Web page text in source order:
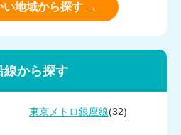
い地域から探す →
から探す
東京メトロ銀座線(32)